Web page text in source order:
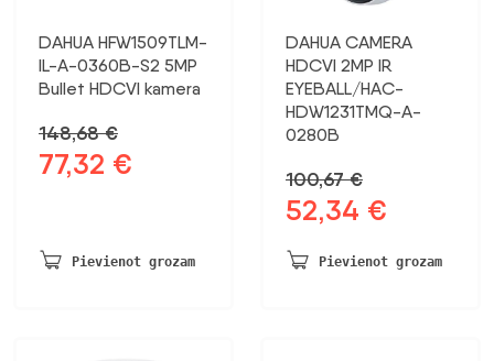
DAHUA HFW1509TLM-
IL-A-0360B-S2 5MP
Bullet HDCVI kamera
148,68€
Sākotnējā
77,32 €
Pievienot grozam
DAHUA CAMERA
HDCVI 2MP IR
EYEBALL/HAC-
HDW1231TMQ-A-
0280B
100,67€
Sākotnējā
bija:
52,34 €
ir:
Pievienot grozam